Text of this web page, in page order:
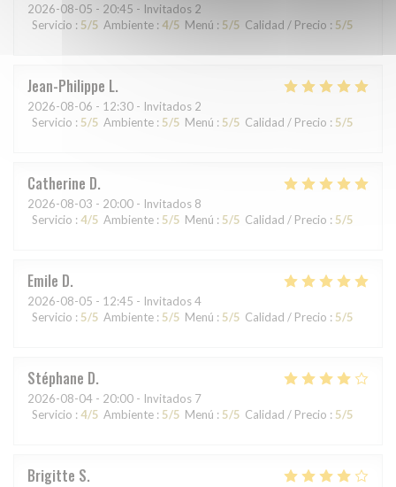
2026-08-05 - 20:45 - Invitados 2
Servicio : 5/5 Ambiente : 4/5 Menú : 5/5 Calidad / Precio : 5/5
Jean-Philippe L
2026-08-06 - 12:30 - Invitados 2
Servicio : 5/5 Ambiente : 5/5 Menú : 5/5 Calidad / Precio : 5/5
Catherine D
2026-08-03 - 20:00 - Invitados 8
Servicio : 4/5 Ambiente : 5/5 Menú : 5/5 Calidad / Precio : 5/5
Emile D
2026-08-05 - 12:45 - Invitados 4
Servicio : 5/5 Ambiente : 5/5 Menú : 5/5 Calidad / Precio : 5/5
Stéphane D
2026-08-04 - 20:00 - Invitados 7
Servicio : 4/5 Ambiente : 5/5 Menú : 5/5 Calidad / Precio : 5/5
Brigitte S